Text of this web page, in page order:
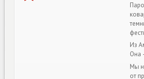
Из
Она
Мы
от